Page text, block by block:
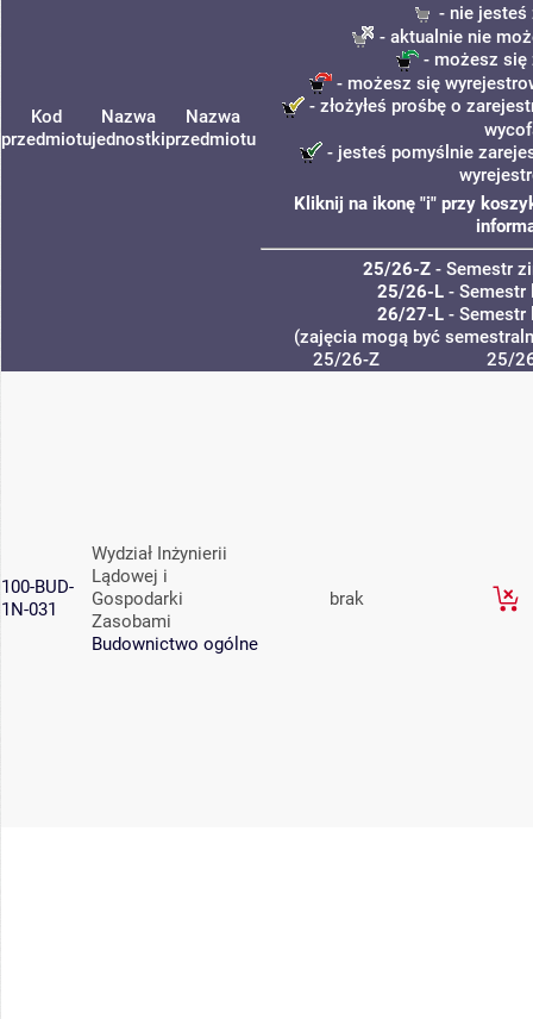
Kod
przedmiotu
Nazwa
jednostki
Nazwa
przedmiotu
- nie jesteś
- aktualnie nie
- możesz się
- możesz się
- złożyłeś prośbę o
- jesteś pomyślnie
Kliknij na ikonę "i" przy
25/26-Z - Semestr
25/26-L -
26/27-L -
(zajęcia mogą być
25/26-Z
25/
100-BUD-
1N-031
Wydział Inżynierii
Lądowej i
Gospodarki
Zasobami
Budownictwo ogólne
brak